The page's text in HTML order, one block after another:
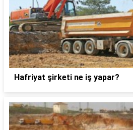
Hafriyat şirketi ne iş yapar?